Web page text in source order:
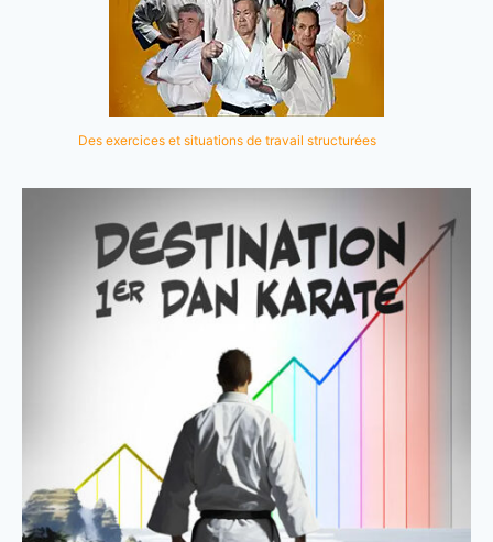
Des exercices et situations de travail structurées